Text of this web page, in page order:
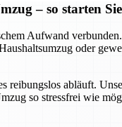
– so starten
Aufwand
oder
reibungslos abläuft.
so stressfrei wie